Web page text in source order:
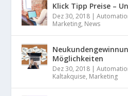
Klick Tipp Preise –
Dez 30, 2018 |
Marketing, News
Möglichkeiten
Dez 30, 2018 |
Kaltakquise, Marketing